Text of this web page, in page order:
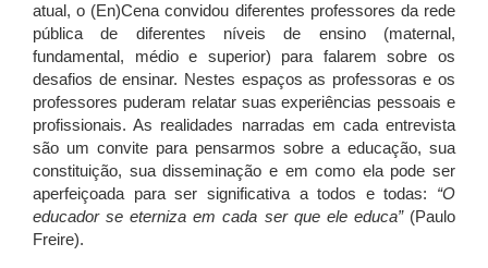
atual, o (En)Cena convidou diferentes professores da rede
pública de diferentes níveis de ensino (maternal,
fundamental, médio e superior) para falarem sobre os
desafios de ensinar. Nestes espaços as professoras e os
professores puderam relatar suas experiências pessoais e
profissionais. As realidades narradas em cada entrevista
são um convite para pensarmos sobre a educação, sua
constituição, sua disseminação e em como ela pode ser
aperfeiçoada para ser significativa a todos e todas: “O
educador se eterniza em cada ser que ele educa” (Paulo
Freire).